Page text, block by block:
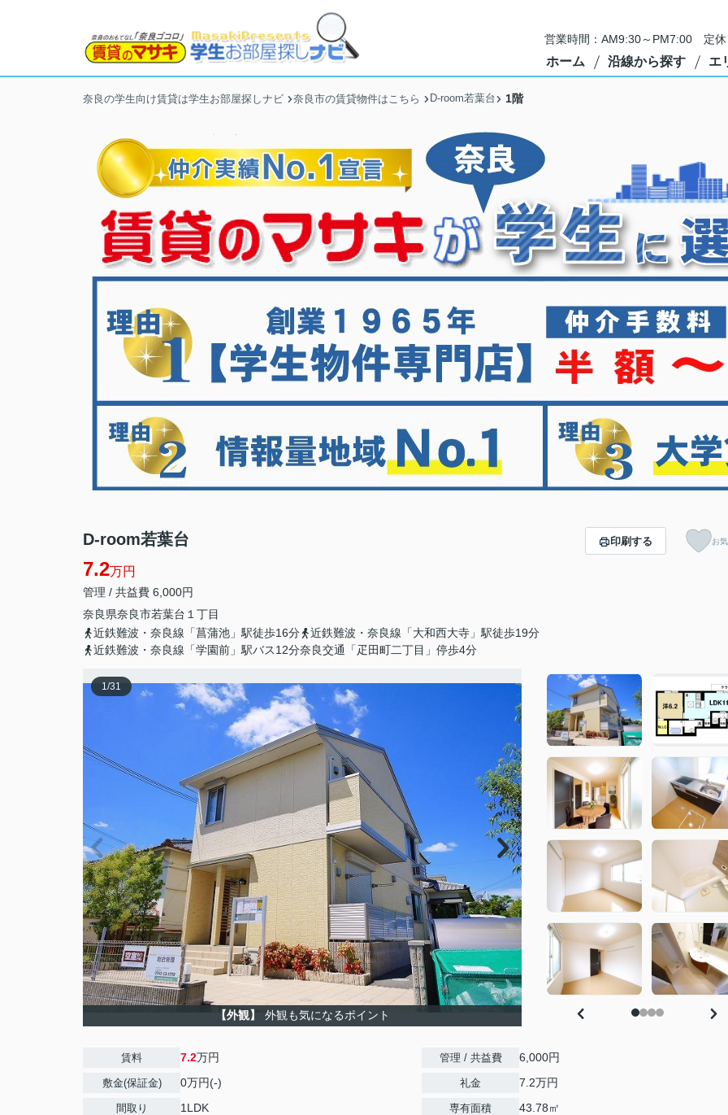
営業時間：AM9:30～PM7:00 定休
ホーム 沿線から探す エ
奈良の学生向け賃貸は学生お部屋探しナビ 奈良市の賃貸物件はこちら D-room若葉台 1階
D-room若葉台
7.2万円
管理 / 共益費 6,000円
奈良県奈良市若葉台 １丁目
近鉄難波・奈良線「菖蒲池」駅徒歩16分
近鉄難波・奈良線「大和西大寺」駅徒歩19分
近鉄難波・奈良線「学園前」駅バス12分奈良交通「疋田町二丁目」停歩4分
印刷する お
1/31
【外観】 外観も気になるポイント
賃料 7.2万円
敷金(保証金) 0万円(-)
間取り 1LDK
管理 / 共益費 6,000円
礼金 7.2万円
専有面積 43.78㎡